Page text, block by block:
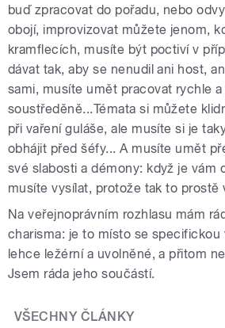
buď zpracovat do pořadu, nebo
obojí, improvizovat můžete jenom,
kramflecích, musíte být poctiví v
dávat tak, aby se nenudil ani host,
sami, musíte umět pracovat rychle
soustředěně...Témata si můžete
při vaření guláše, ale musíte si je
obhájit před šéfy... A musíte umět
své slabosti a démony: když je vám
musíte vysílat, protože tak to prostě
Na veřejnoprávním rozhlasu mám
charisma: je to místo se
lehce ležérní a uvolněné, a přitom
Jsem ráda jeho součástí.
VŠECHNY ČLÁNKY